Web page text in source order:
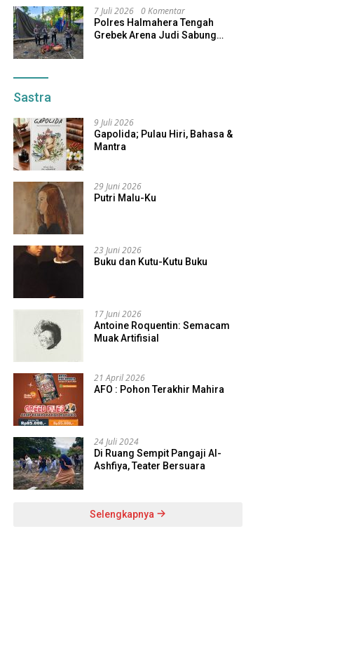
7 Juli 2026 0 Komentar
Polres Halmahera Tengah
Grebek Arena Judi Sabung
Sastra
9 Juli 2026
Gapolida; Pulau Hiri, Bahasa &
Mantra
29 Juni 2026
Putri Malu-Ku
23 Juni 2026
Buku dan Kutu-Kutu Buku
17 Juni 2026
Antoine Roquentin: Semacam
Muak Artifisial
21 April 2026
AFO : Pohon Terakhir Mahira
24 Juli 2024
Di Ruang Sempit Pangaji Al-
Ashfiya, Teater Bersuara
Selengkapnya